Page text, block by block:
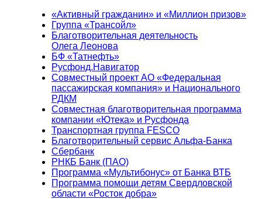
«Активный гражданин» и «Миллион призов»
Группа «Трансойл»
Благотворительная деятельность
Олега Леонова
БФ «Татнефть»
Русфонд.Навигатор
Совместный проект АО «Федеральная
пассажирская компания» и Национального
РДКМ
Совместная благотворительная программа
компании «Ютека» и Русфонда
Транспортная группа FESCO
Благотворительный сервис Альфа-Банка
Сбербанк
РНКБ Банк (ПАО)
Программа «Мультибонус» от Банка ВТБ
Программа помощи детям Свердловской
области «Росток добра»